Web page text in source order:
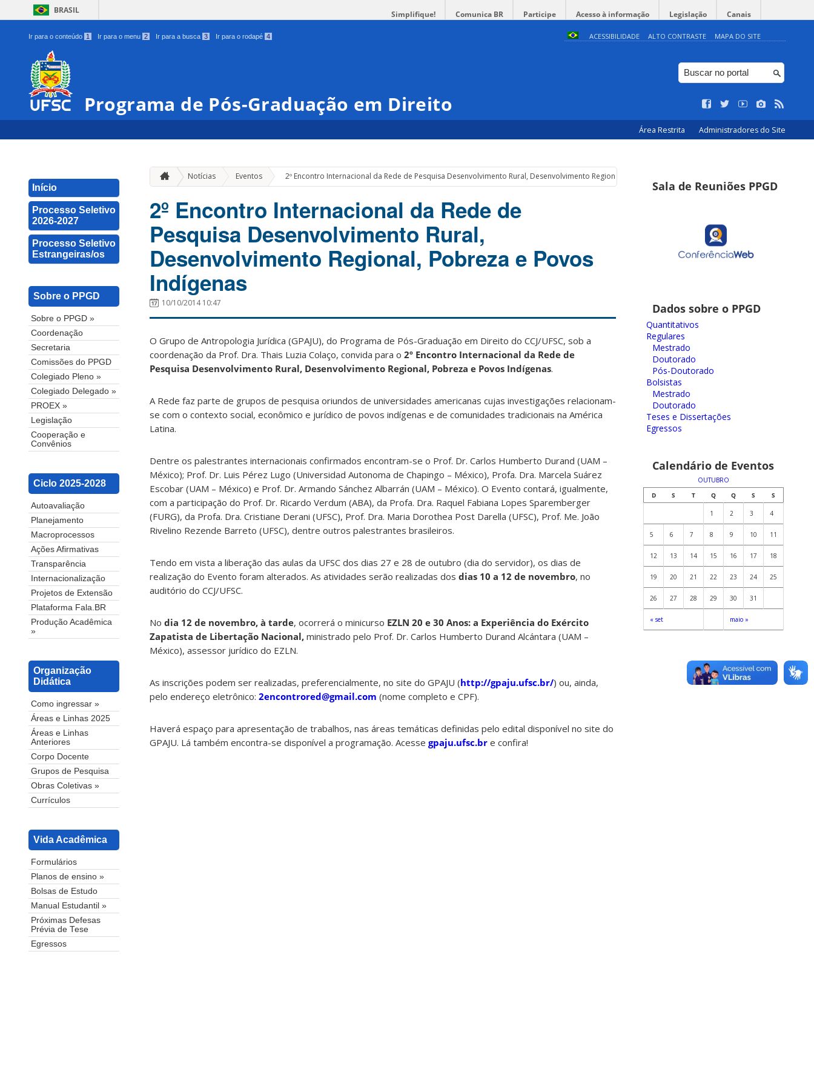
BRASIL Simplifique! Comunica BR Participe Acesso à informação Legislação Canais
Ir para o conteúdo 1 Ir para o menu 2 Ir para a busca 3 Ir para o rodapé 4 ACESSIBILIDADE ALTO CONTRASTE MAPA DO SITE
Programa de Pós-Graduação em Direito
Área Restrita Administradores do Site
Início
Processo Seletivo
2026-2027
Processo Seletivo
Estrangeiras/os
Sobre o PPGD
Sobre o PPGD »
Coordenação
Secretaria
Comissões do PPGD
Colegiado Pleno »
Colegiado Delegado »
PROEX »
Legislação
Cooperação e
Convênios
Ciclo 2025-2028
Autoavaliação
Planejamento
Macroprocessos
Ações Afirmativas
Transparência
Internacionalização
Projetos de Extensão
Plataforma Fala.BR
Produção Acadêmica
»
Organização
Didática
Como ingressar »
Áreas e Linhas 2025
Áreas e Linhas
Anteriores
Corpo Docente
Grupos de Pesquisa
Obras Coletivas »
Currículos
Vida Acadêmica
Formulários
Planos de ensino »
Bolsas de Estudo
Manual Estudantil »
Próximas Defesas
Prévia de Tese
Egressos
Notícias Eventos » 2º Encontro Internacional da Rede de Pesquisa Desenvolvimento Rural, Desenvolvimento Regional, Pobreza e Povos Indígenas
2º Encontro Internacional da Rede de
Pesquisa Desenvolvimento Rural,
Desenvolvimento Regional, Pobreza e Povos
Indígenas
10/10/2014 10:47
O Grupo de Antropologia Jurídica (GPAJU), do Programa de Pós-Graduação em Direito do CCJ/UFSC, sob a
coordenação da Prof. Dra. Thais Luzia Colaço, convida para o 2º Encontro Internacional da Rede de
Pesquisa Desenvolvimento Rural, Desenvolvimento Regional, Pobreza e Povos Indígenas.
A Rede faz parte de grupos de pesquisa oriundos de universidades americanas cujas investigações relacionam-
se com o contexto social, econômico e jurídico de povos indígenas e de comunidades tradicionais na América
Latina.
Dentre os palestrantes internacionais confirmados encontram-se o Prof. Dr. Carlos Humberto Durand (UAM –
México); Prof. Dr. Luis Pérez Lugo (Universidad Autonoma de Chapingo – México), Profa. Dra. Marcela Suárez
Escobar (UAM – México) e Prof. Dr. Armando Sánchez Albarrán (UAM – México). O Evento contará, igualmente,
com a participação do Prof. Dr. Ricardo Verdum (ABA), da Profa. Dra. Raquel Fabiana Lopes Sparemberger
(FURG), da Profa. Dra. Cristiane Derani (UFSC), Prof. Dra. Maria Dorothea Post Darella (UFSC), Prof. Me. João
Rivelino Rezende Barreto (UFSC), dentre outros palestrantes brasileiros.
Tendo em vista a liberação das aulas da UFSC dos dias 27 e 28 de outubro (dia do servidor), os dias de
realização do Evento foram alterados. As atividades serão realizadas dos dias 10 a 12 de novembro, no
auditório do CCJ/UFSC.
No dia 12 de novembro, à tarde, ocorrerá o minicurso EZLN 20 e 30 Anos: a Experiência do Exército
Zapatista de Libertação Nacional, ministrado pelo Prof. Dr. Carlos Humberto Durand Alcántara (UAM –
México), assessor jurídico do EZLN.
As inscrições podem ser realizadas, preferencialmente, no site do GPAJU (http://gpaju.ufsc.br/) ou, ainda,
pelo endereço eletrônico: 2encontrored@gmail.com (nome completo e CPF).
Haverá espaço para apresentação de trabalhos, nas áreas temáticas definidas pelo edital disponível no site do
GPAJU. Lá também encontra-se disponível a programação. Acesse gpaju.ufsc.br e confira!
Sala de Reuniões PPGD
Dados sobre o PPGD
Quantitativos
Regulares
Mestrado
Doutorado
Pós-Doutorado
Bolsistas
Mestrado
Doutorado
Teses e Dissertações
Egressos
Calendário de Eventos
OUTUBRO
D
S T Q Q S S
« set maio »
1 2 3 4
5 6 7 8 9 10 11
12 13 14 15 16 17 18
19 20 21 22 23 24 25
26 27 28 29 30 31